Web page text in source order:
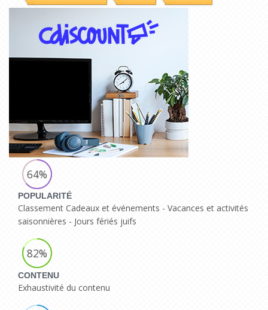
64%
POPULARITÉ
Classement Cadeaux et événements - Vacances et activités
saisonnières - Jours fériés juifs
82%
CONTENU
Exhaustivité du contenu